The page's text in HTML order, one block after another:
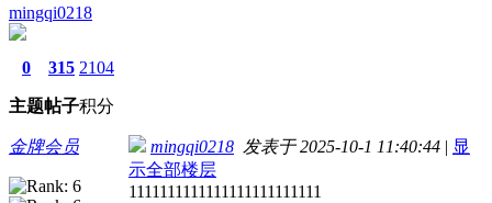
mingqi0218
0
主题
315
帖子
2104
积分
金牌会员 mingqi0218 发表于 2025-10-1 11:40:44 | 显
示全部楼层
1111111111111111111111111